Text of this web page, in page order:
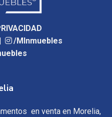
|
/MInmuebles
en venta en Morelia,